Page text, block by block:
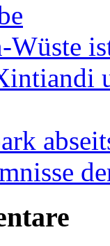
Wüste